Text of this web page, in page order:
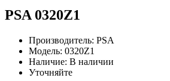
PSA 0320Z1
Производитель: PSA
Модель: 0320Z1
Наличие: В наличии
Уточняйте